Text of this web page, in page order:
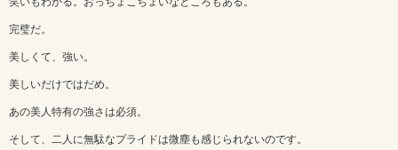
完璧だ。
美しくて、強い。
美しいだけではだめ。
あの美人特有の強さは必須。
そして、二人に無駄なプライドは微塵も感じられないのです。